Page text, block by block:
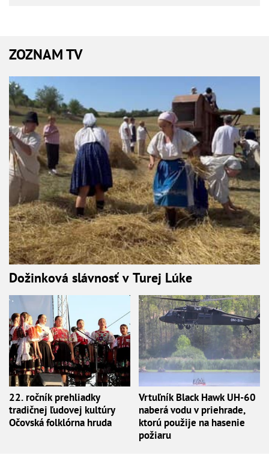
ZOZNAM TV
Dožinková slávnosť v Turej Lúke
22. ročník prehliadky
tradičnej ľudovej kultúry
Očovská folklórna hruda
Vrtuľník Black Hawk UH-60
naberá vodu v priehrade,
ktorú použije na hasenie
požiaru